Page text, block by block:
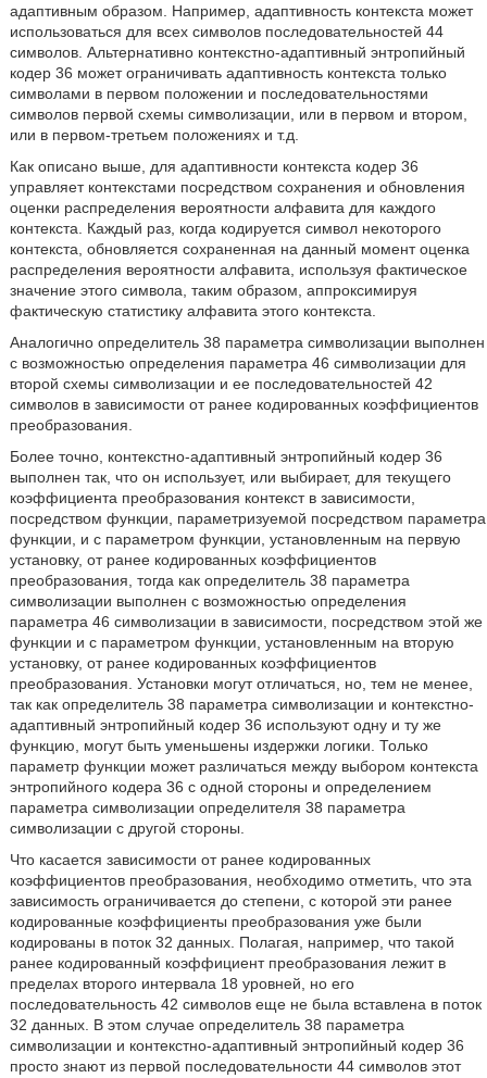
адаптивным образом. Например, адаптивность контекста может
использоваться для всех символов последовательностей 44
символов. Альтернативно контекстно-адаптивный энтропийный
кодер 36 может ограничивать адаптивность контекста только
символами в первом положении и последовательностями
символов первой схемы символизации, или в первом и втором,
или в первом-третьем положениях и т.д.
Как описано выше, для адаптивности контекста кодер 36
управляет контекстами посредством сохранения и обновления
оценки распределения вероятности алфавита для каждого
контекста. Каждый раз, когда кодируется символ некоторого
контекста, обновляется сохраненная на данный момент оценка
распределения вероятности алфавита, используя фактическое
значение этого символа, таким образом, аппроксимируя
фактическую статистику алфавита этого контекста.
Аналогично определитель 38 параметра символизации выполнен
с возможностью определения параметра 46 символизации для
второй схемы символизации и ее последовательностей 42
символов в зависимости от ранее кодированных коэффициентов
преобразования.
Более точно, контекстно-адаптивный энтропийный кодер 36
выполнен так, что он использует, или выбирает, для текущего
коэффициента преобразования контекст в зависимости,
посредством функции, параметризуемой посредством параметра
функции, и с параметром функции, установленным на первую
установку, от ранее кодированных коэффициентов
преобразования, тогда как определитель 38 параметра
символизации выполнен с возможностью определения
параметра 46 символизации в зависимости, посредством этой же
функции и с параметром функции, установленным на вторую
установку, от ранее кодированных коэффициентов
преобразования. Установки могут отличаться, но, тем не менее,
так как определитель 38 параметра символизации и контекстно-
адаптивный энтропийный кодер 36 используют одну и ту же
функцию, могут быть уменьшены издержки логики. Только
параметр функции может различаться между выбором контекста
энтропийного кодера 36 с одной стороны и определением
параметра символизации определителя 38 параметра
символизации с другой стороны.
Что касается зависимости от ранее кодированных
коэффициентов преобразования, необходимо отметить, что эта
зависимость ограничивается до степени, с которой эти ранее
кодированные коэффициенты преобразования уже были
кодированы в поток 32 данных. Полагая, например, что такой
ранее кодированный коэффициент преобразования лежит в
пределах второго интервала 18 уровней, но его
последовательность 42 символов еще не была вставлена в поток
32 данных. В этом случае определитель 38 параметра
символизации и контекстно-адаптивный энтропийный кодер 36
просто знают из первой последовательности 44 символов этот